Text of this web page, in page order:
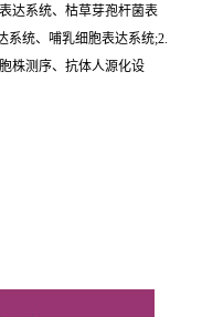
达系统、枯草芽孢杆菌表
系统、哺乳细胞表达系统;2.
株测序、抗体人源化设